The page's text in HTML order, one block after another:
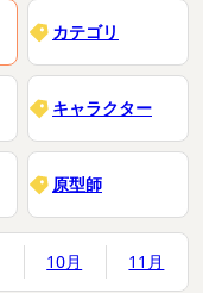
カテゴリ
キャラクター
原型師
10月 11月